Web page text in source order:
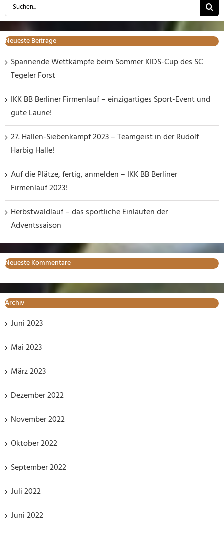
Suche
nach:
Neueste Beiträge
Spannende Wettkämpfe beim Sommer KIDS-Cup des SC
Tegeler Forst
IKK BB Berliner Firmenlauf – einzigartiges Sport-Event und
gute Laune!
27. Hallen-Siebenkampf 2023 – Teamgeist in der Rudolf
Harbig Halle!
Auf die Plätze, fertig, anmelden – IKK BB Berliner
Firmenlauf 2023!
Herbstwaldlauf – das sportliche Einläuten der
Adventssaison
Neueste Kommentare
Archiv
Juni 2023
Mai 2023
März 2023
Dezember 2022
November 2022
Oktober 2022
September 2022
Juli 2022
Juni 2022